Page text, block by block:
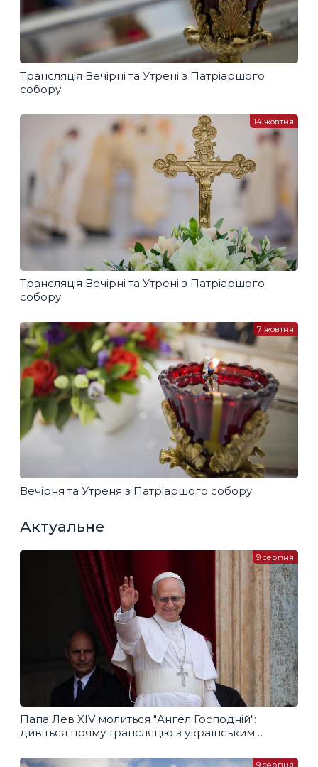
Трансляція Вечірні та Утрені з Патріаршого
собору
Трансляція Вечірні та Утрені з Патріаршого
собору
14 жовтня
Вечірня та Утреня з Патріаршого собору
7 жовтня
Актуальне
Папа Лев XIV молиться "Ангел Господній":
дивіться пряму трансляцію з українським
9 серпня
9 серпня